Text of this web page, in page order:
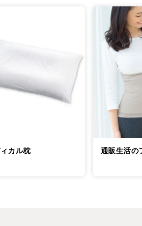
カル枕 通販生活の